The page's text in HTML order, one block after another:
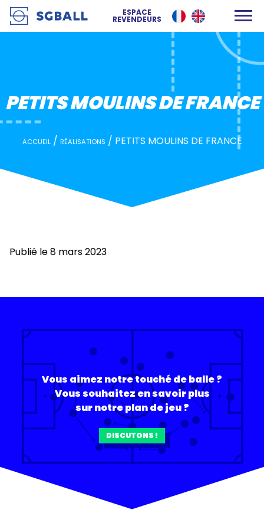
ESPACE
REVENDEURS
PETITS MOULINS DE FRANCE
PETITS MOULINS DE FRANCE
ACCUEIL/ RÉALISATIONS / PETITS MOULINS DE FRANCE
Publié le 8 mars 2023
Vous aimez notre touché de balle ?
Vous souhaitez en savoir plus
sur notre plan de jeu ?
DISCUTONS !